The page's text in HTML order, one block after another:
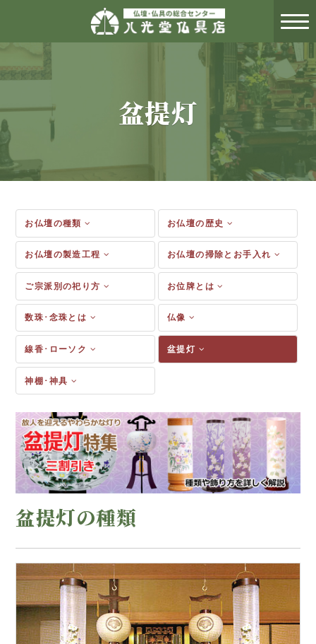
盆提灯
お仏壇の種類 お仏壇の歴史
お仏壇の製造工程 お仏壇の掃除とお手入れ
ご宗派別の祀り方 お位牌とは
数珠･念珠とは 仏像
線香･ローソク 盆提灯
神棚･神具
盆提灯の種類